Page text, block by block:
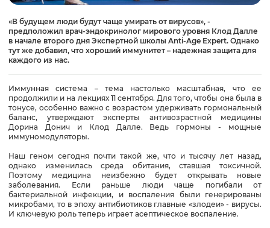
«В будущем люди будут чаще умирать от вирусов», -
предположил врач-эндокринолог мирового уровня Клод Далле
в начале второго дня Экспертной школы Anti-Age Expert. Однако
тут же добавил, что хороший иммунитет – надежная защита для
каждого из нас.
Иммунная система – тема настолько масштабная, что ее
продолжили и на лекциях 11 сентября. Для того, чтобы она была в
тонусе, особенно важно с возрастом удерживать гормональный
баланс, утверждают эксперты антивозрастной медицины
Дорина Донич и Клод Далле. Ведь гормоны - мощные
иммуномодуляторы.
Наш геном сегодня почти такой же, что и тысячу лет назад,
однако изменилась среда обитания, ставшая токсичной.
Поэтому медицина неизбежно будет открывать новые
заболевания. Если раньше люди чаще погибали от
бактериальной инфекции, и воспаления были генерированы
микробами, то в эпоху антибиотиков главные «злодеи» - вирусы.
И ключевую роль теперь играет асептическое воспаление.